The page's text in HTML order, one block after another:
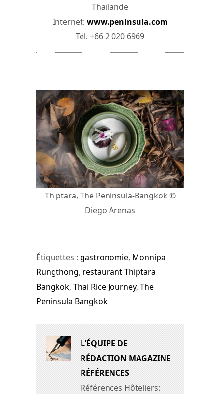
Thaïlande
Internet: www.peninsula.com
Tél. +66 2 020 6969
Thiptara, The Peninsula-Bangkok ©
Diego Arenas
Étiquettes : gastronomie, Monnipa
Rungthong, restaurant Thiptara
Bangkok, Thai Rice Journey, The
Peninsula Bangkok
L'ÉQUIPE DE
RÉDACTION MAGAZINE
RÉFÉRENCES
Références Hôteliers: